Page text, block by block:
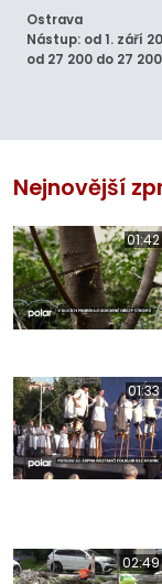
Ostrava
Nástup: od 1. září
od 27 200 do 27
Nejnovější
01:42
01:33
02:49